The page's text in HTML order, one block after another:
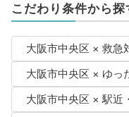
こだわり条件から探
大阪市中央区 × 救急
大阪市中央区 × ゆっ
大阪市中央区 × 駅近